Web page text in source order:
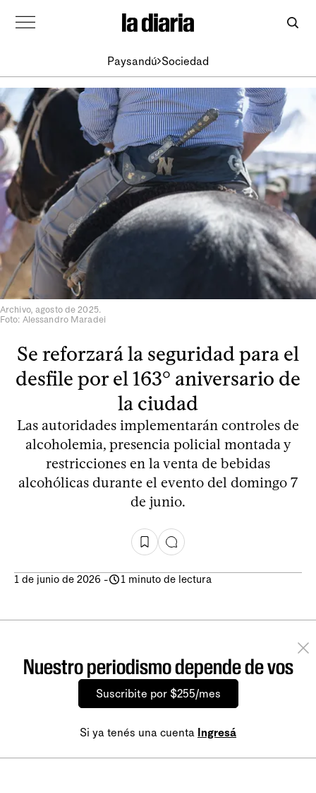
Paysandú Sociedad
Archivo, agosto de 2025.
Foto: Alessandro Maradei
Se reforzará la seguridad para el
desfile por el 163° aniversario de
la ciudad
Las autoridades implementarán controles de
alcoholemia, presencia policial montada y
restricciones en la venta de bebidas
alcohólicas durante el evento del domingo 7
de junio.
1 de junio de 2026 - 1 minuto de lectura
Nuestro periodismo depende de vos
Suscribite por $255/mes
Si ya tenés una cuenta Ingresá